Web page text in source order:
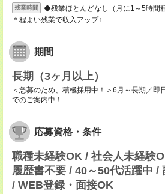
残業時間
◆残業ほとんどなし（月に1～5時間程
＊程よい残業で収入アップ↑
期間
長期（3ヶ月以上）
＜急募のため、積極採用中！＞6月～長期／即
でのご案内中！
応募資格・条件
職種未経験OK / 社会人未経験
履歴書不要 / 40～50代活躍中 /
/ WEB登録・面接OK